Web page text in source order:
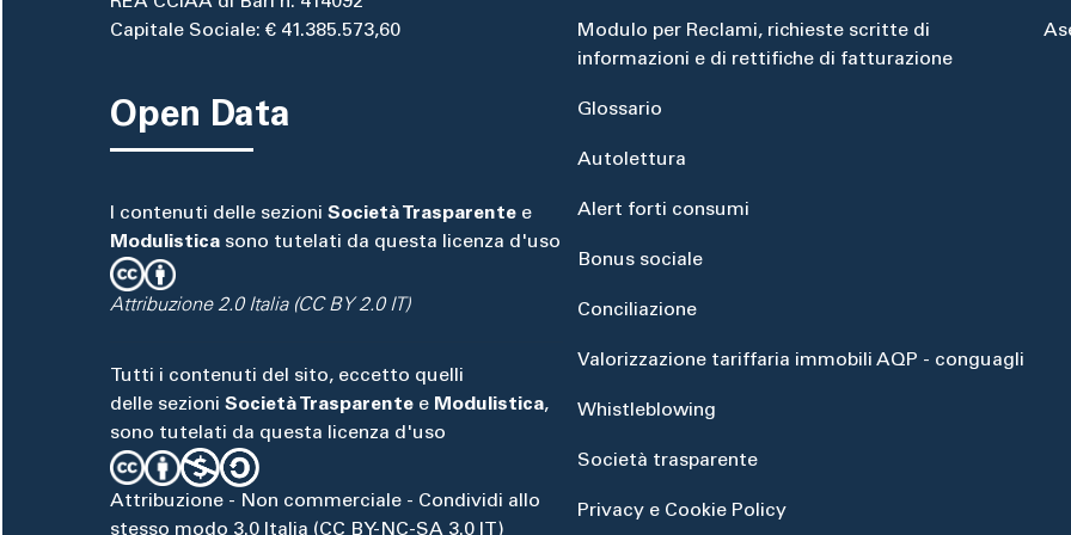
Capitale Sociale: € 41.385.573,60
Open Data
I contenuti delle sezioni Società Trasparente e
Modulistica sono tutelati da questa licenza d'uso
Attribuzione 2.0 Italia (CC BY 2.0 IT)
Tutti i contenuti del sito, eccetto quelli
delle sezioni Società Trasparente e Modulistica,
sono tutelati da questa licenza d'uso
Attribuzione - Non commerciale - Condividi allo
stesso modo 3.0 Italia (CC BY-NC-SA 3.0 IT)
Modulo per Reclami, richieste scritte di
informazioni e di rettifiche di fatturazione
Glossario
Autolettura
Alert forti consumi
Bonus sociale
Conciliazione
Valorizzazione tariffaria immobili AQP - conguagli
Whistleblowing
Società trasparente
Privacy e Cookie Policy